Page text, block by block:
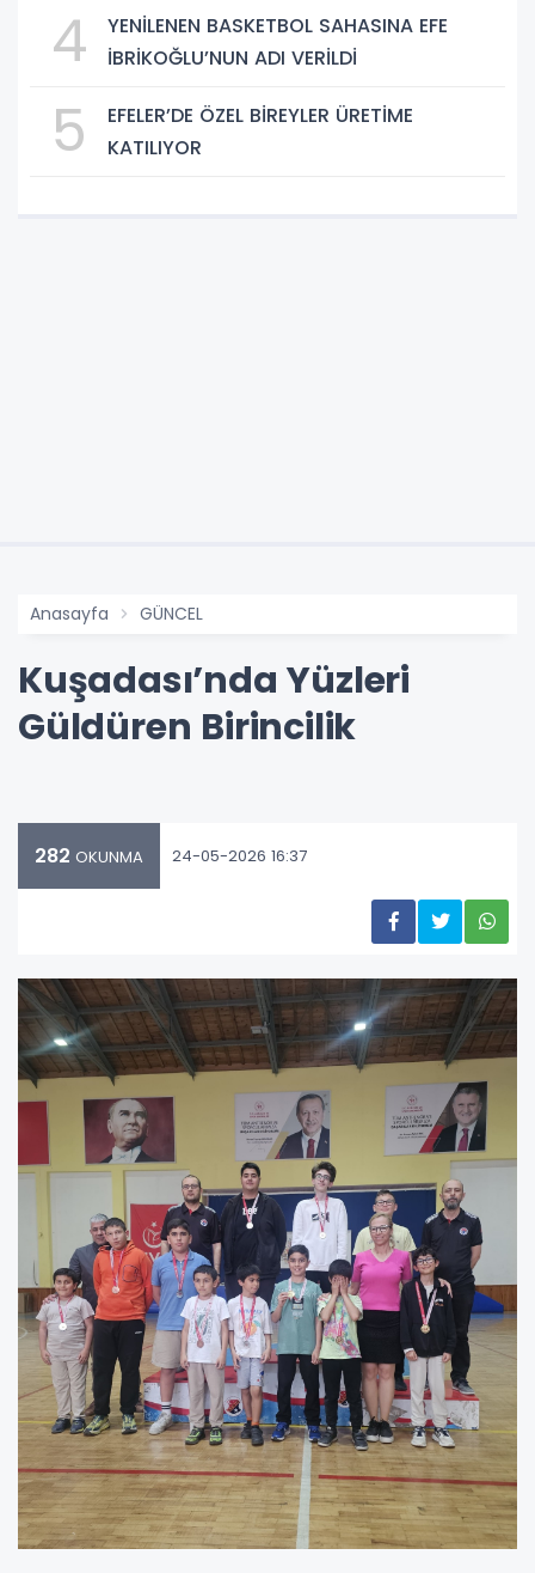
4
YENİLENEN BASKETBOL SAHASINA EFE
İBRİKOĞLU’NUN ADI VERİLDİ
5
EFELER’DE ÖZEL BİREYLER ÜRETİME
KATILIYOR
Anasayfa GÜNCEL
Kuşadası’nda Yüzleri
Güldüren Birincilik
282 OKUNMA 24-05-2026 16:37